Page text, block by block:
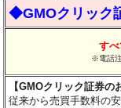
◆GMOクリック
すべ
※電話
【GMOクリック証券の
従来から売買手数料の